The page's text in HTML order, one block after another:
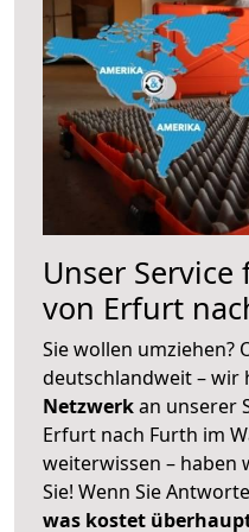
Unser
von Erfurt
Sie wollen umziehen?
deutschlandweit – wir
Netzwerkan unserer
Erfurt nach Furth im
weiterwissen – haben
Sie! Wenn Sie
was kostet